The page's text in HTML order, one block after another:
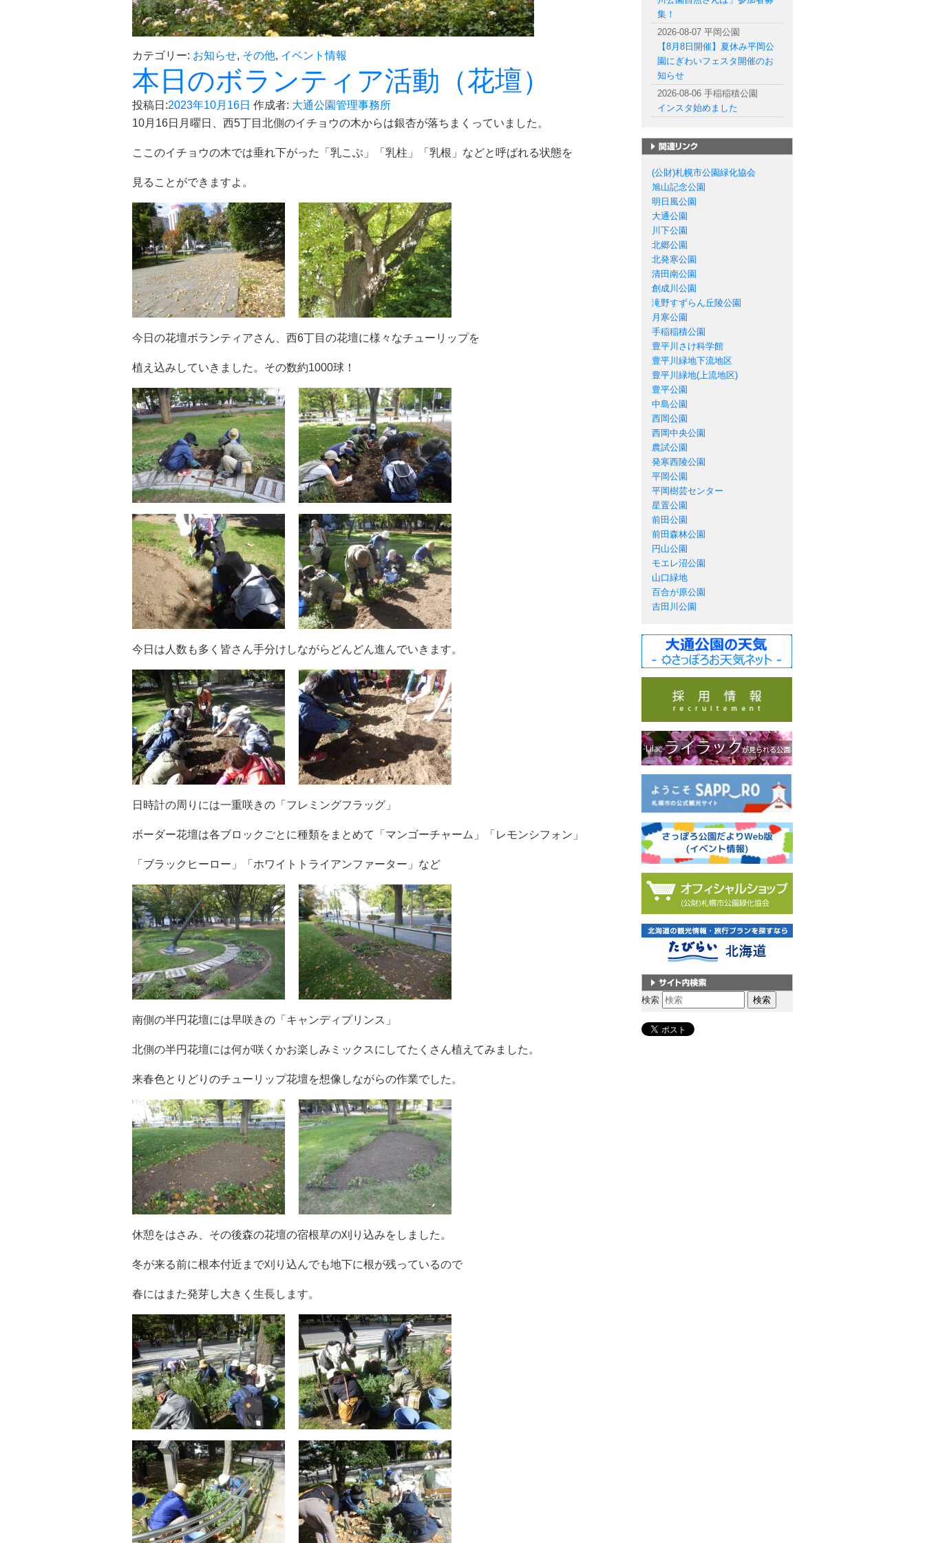
カテゴリー: お知らせ, その他, イベント情報
本日のボランティア活動（花壇）
投稿日:2023年10月16日 作成者: 大通公園管理事務所
10月16日月曜日、西5丁目北側のイチョウの木からは銀杏が落ちまくっていました。
ここのイチョウの木では垂れ下がった「乳こぶ」「乳柱」「乳根」などと呼ばれる状態を
見ることができますよ。
今日の花壇ボランティアさん、西6丁目の花壇に様々なチューリップを
植え込みしていきました。その数約1000球！
今日は人数も多く皆さん手分けしながらどんどん進んでいきます。
日時計の周りには一重咲きの「フレミングフラッグ」
ボーダー花壇は各ブロックごとに種類をまとめて「マンゴーチャーム」「レモンシフォン」
「ブラックヒーロー」「ホワイトトライアンファーター」など
南側の半円花壇には早咲きの「キャンディプリンス」
北側の半円花壇には何が咲くかお楽しみミックスにしてたくさん植えてみました。
来春色とりどりのチューリップ花壇を想像しながらの作業でした。
休憩をはさみ、その後森の花壇の宿根草の刈り込みをしました。
冬が来る前に根本付近まで刈り込んでも地下に根が残っているので
春にはまた発芽し大きく生長します。
集！
2026-08-07 平岡公園
【8月8日開催】夏休み平岡公
園にぎわいフェスタ開催のお
知らせ
2026-08-06 手稲稲積公園
インスタ始めました
(公財)札幌市公園緑化協会
旭山記念公園
明日風公園
大通公園
川下公園
北郷公園
北発寒公園
清田南公園
創成川公園
滝野すずらん丘陵公園
月寒公園
手稲稲積公園
豊平川さけ科学館
豊平川緑地下流地区
豊平川緑地(上流地区)
豊平公園
中島公園
西岡公園
西岡中央公園
農試公園
発寒西陵公園
平岡公園
平岡樹芸センター
星置公園
前田公園
前田森林公園
円山公園
モエレ沼公園
山口緑地
百合が原公園
吉田川公園
サイト内検索
検索